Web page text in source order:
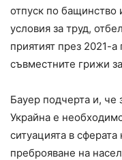
отпуск по бащинство
условия за труд,
приятият през 2021-
съвместните грижи
Бауер подчерта и, че
Украйна е
ситуацията в
преброяване на